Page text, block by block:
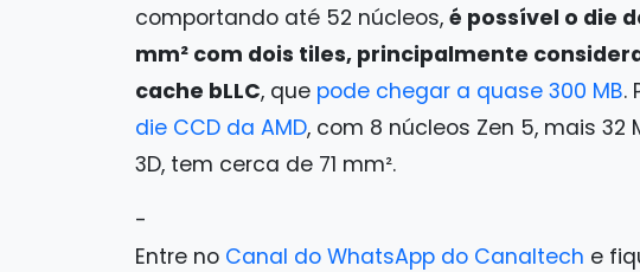
comportando até 52 núcleos, é possível o die
mm² com dois tiles, principalmente
cache bLLC, que pode chegar a quase 300 MB.
die CCD da AMD, com 8 núcleos Zen 5, mais 32
3D, tem cerca de 71 mm².
-
Entre no Canal do WhatsApp do Canaltech e